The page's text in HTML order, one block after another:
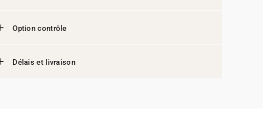
Option contrôle
Délais et livraison